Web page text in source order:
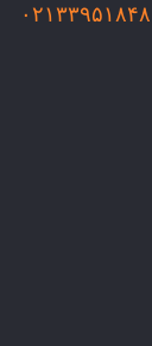
۰۲۱۳۳۹۵۱۸۴۸